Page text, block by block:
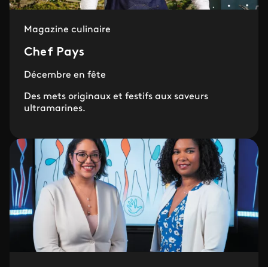
Magazine culinaire
Chef Pays
Décembre en fête
Des mets originaux et festifs aux saveurs
ultramarines.